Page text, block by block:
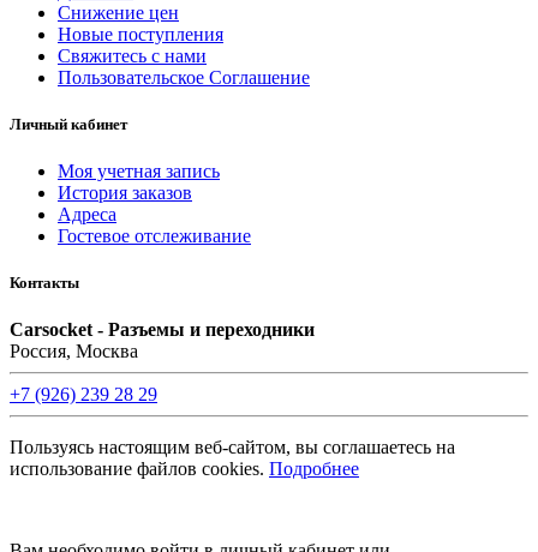
Снижение цен
Новые поступления
Свяжитесь с нами
Пользовательское Соглашение
Личный кабинет
Моя учетная запись
История заказов
Адреса
Гостевое отслеживание
Контакты
Carsocket - Разъемы и переходники
Россия, Москва
+7 (926) 239 28 29
Пользуясь настоящим веб-сайтом, вы соглашаетесь на
использование файлов cookies. Подробнее